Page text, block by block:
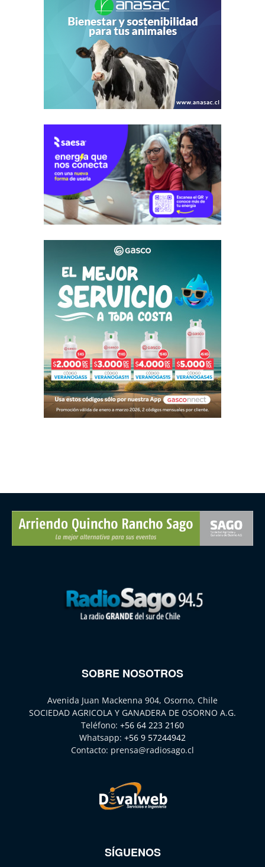
SOBRE NOSOTROS
Avenida Juan Mackenna 904, Osorno, Chile
SOCIEDAD AGRICOLA Y GANADERA DE OSORNO A.G.
Teléfono: +56 64 223 2160
Whatsapp: +56 9 57244942
Contacto: prensa@radiosago.cl
SÍGUENOS